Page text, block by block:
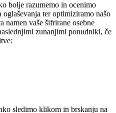
bolje razumemo in ocenimo
oglaševanja ter optimiziramo našo
namen vaše šifrirane osebne
zunanjimi ponudniki, če
sledimo klikom in brskanju na